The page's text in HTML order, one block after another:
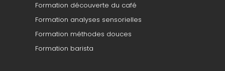
Formation découverte du café
Formation analyses sensorielles
Formation méthodes douces
Formation barista